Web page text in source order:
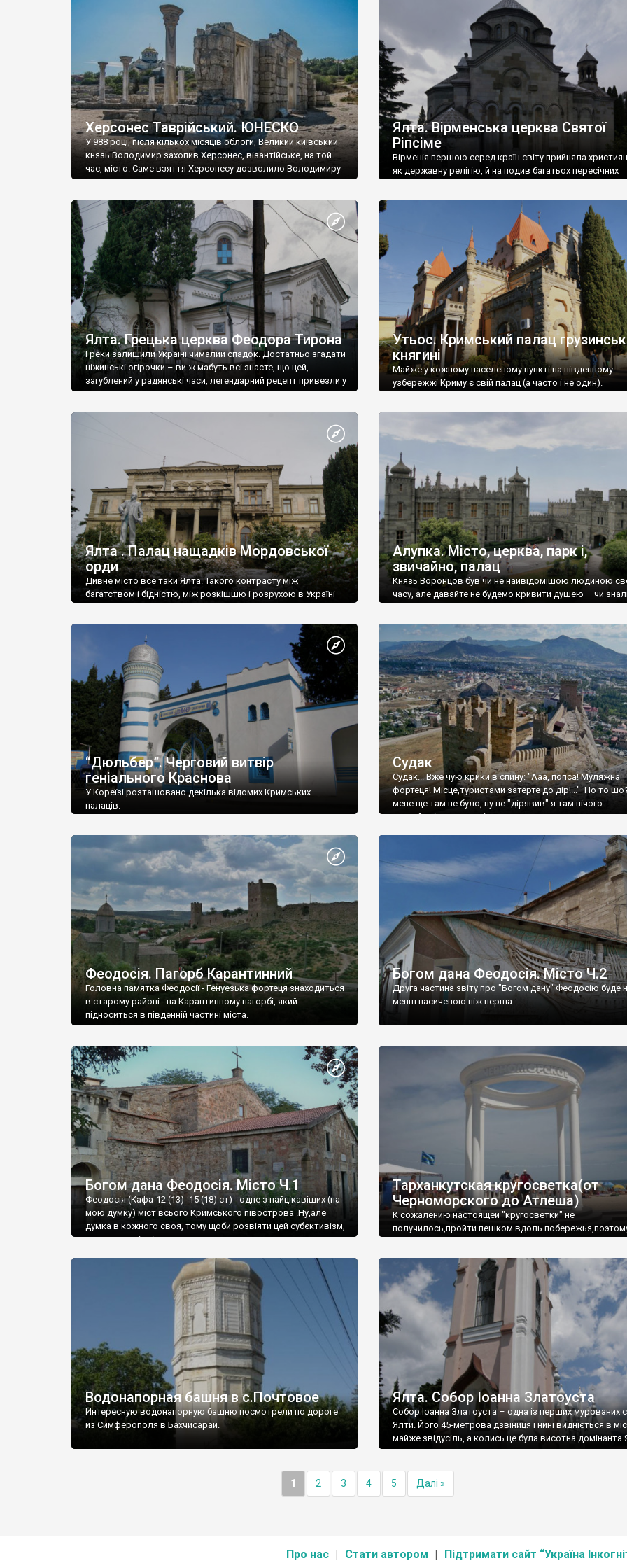
візантійської доби. Раритети викрадені з фондів об’єкту
культурної спадщини ЮНЕСКО «Херсонеса Таврійського».
Офіційно – на виставку «Золото Візантії», але експерти та
влада в Україні вважають це лише […]
називаються «повстяками» (postaki)…” “Вино. Крим
виробляє відмінне вино і його вдосталь: воно все
легке біле і дуже […]
Херсонес Таврійський. ЮНЕСКО
У 988 році, після кількох місяців облоги, Великий київський
князь Володимир захопив Херсонес, візантійське, на той
час, місто. Саме взяття Херсонесу дозволило Володимиру
диктувати свої умови візантійському імператору Василю ІІ,
Херсонесі Володимир-язичник, став Василем-
християнином. А потім було Хрещення Русі. На честь
Херсонесу Таврійського названо місто […]
Ялта. Вірменська церква Святої
Ріпсіме
Вірменія першою серед країн світу прийняла
як державну релігію, й на подив багатьох пересічних
Ялта. Грецька церква Феодора Тирона
Греки залишили Україні чималий спадок. Достатньо згадати
ніжинські огірочки – ви ж мабуть всі знаєте, що цей,
загублений у радянські часи, легендарний рецепт привезли у
Ніжин греки?
Утьос. Кримський палац
княгині
Майже у кожному населеному пункті на південному
узбережжі Криму є свій палац (а часто і не один).
Ялта . Палац нащадків Мордовської
орди
Дивне місто все таки Ялта. Такого контрасту між
багатством і бідністю, між розкішшю і розрухою в Україні
Алупка. Місто, церква, парк і,
звичайно, палац
Князь Воронцов був чи не найвідомішою людиною
часу, але давайте не будемо кривити душею – чи
“Дюльбер”. Черговий витвір
геніального Краснова
У Кореїзі розташовано декілька відомих Кримських
палаців.
Судак
Судак... Вже чую крики в спину: "Ааа, попса! Муляжна
фортеця! Місце,туристами затерте до дір!..." Но то
мене ще там не було, ну не "дірявив" я там нічого...
принаймні до цього літа.
Феодосія. Пагорб Карантинний
Головна памятка Феодосії - Генуезька фортеця знаходиться
в старому районі - на Карантинному пагорбі, який
підноситься в південній частині міста.
Богом дана Феодосія. Місто Ч.2
Друга частина звіту про "Богом дану" Феодосію буде
менш насиченою ніж перша.
Богом дана Феодосія. Місто Ч.1
Феодосія (Кафа-12 (13) -15 (18) ст) - одне з найцікавіших (на
мою думку) міст всього Кримського півострова .Ну,але
думка в кожного своя, тому щоби розвіяти цей субєктивізм,
запрошую відвідати це
Тарханкутская кругосветка(от
Черноморского до Атлеша)
К сожалению настоящей "кругосветки" не
получилось,пройти пешком вдоль
Водонапорная башня в с.Почтовое
Интересную водонапорную башню посмотрели по дороге
из Симферополя в Бахчисарай.
Ялта. Собор Іоанна Златоуста
Собор Іоанна Златоуста – одна із перших мурованих
Ялти. Його 45-метрова дзвіниця і нині видніється в
майже звідусіль, а колись це була висотна домінанта
1 2 3 4 5 Далі »
Про нас Стати автором Підтримати сайт “Україна